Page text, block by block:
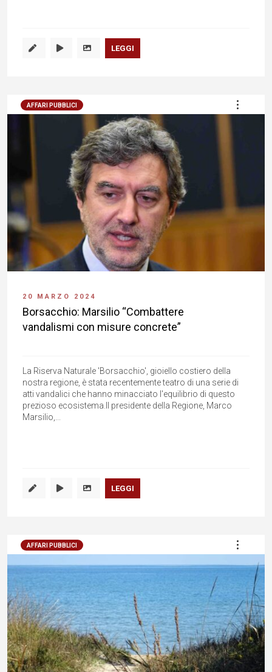
LEGGI
AFFARI PUBBLICI
20 MARZO 2024
Borsacchio: Marsilio “Combattere
vandalismi con misure concrete”
La Riserva Naturale 'Borsacchio', gioiello costiero della
nostra regione, è stata recentemente teatro di una serie di
atti vandalici che hanno minacciato l'equilibrio di questo
prezioso ecosistema.Il presidente della Regione, Marco
Marsilio,...
LEGGI
AFFARI PUBBLICI